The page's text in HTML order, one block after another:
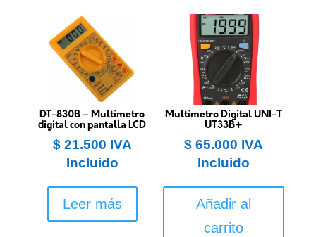
DT-830B – Multímetro
digital con pantalla LCD
$21.500 IVA
Incluido
Leer más
Multímetro Digital UNI-T
UT33B+
$ 65.000 IVA
Incluido
Añadir al
carrito